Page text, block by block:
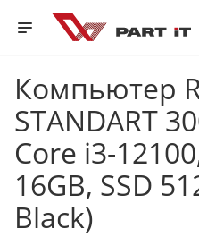
Компьютер
STANDART
Core i3-
16GB, SSD
Black)